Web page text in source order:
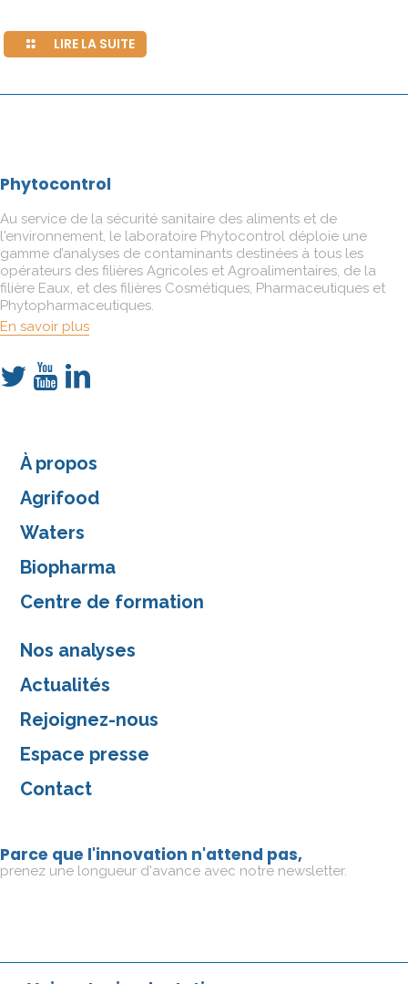
LIRE LA SUITE
Phytocontrol
Au service de la sécurité sanitaire des aliments et de
l'environnement, le laboratoire Phytocontrol déploie une
gamme d’analyses de contaminants destinées à tous les
opérateurs des filières Agricoles et Agroalimentaires, de la
filière Eaux, et des filières Cosmétiques, Pharmaceutiques et
Phytopharmaceutiques.
En savoir plus
À propos
Agrifood
Waters
Biopharma
Centre de formation
Nos analyses
Actualités
Rejoignez-nous
Espace presse
Contact
Parce que l'innovation n'attend pas,
prenez une longueur d'avance avec notre newsletter.